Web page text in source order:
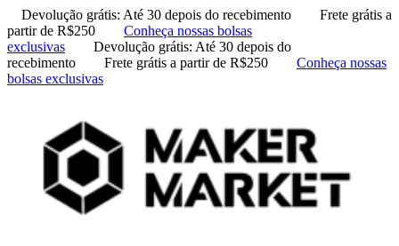
Devolução grátis: Até 30 depois do recebimento
Frete grátis a
partir de R$250
Conheça nossas bolsas
exclusivas
Devolução grátis: Até 30 depois do
recebimento
Frete grátis a partir de R$250
Conheça nossas
bolsas exclusivas